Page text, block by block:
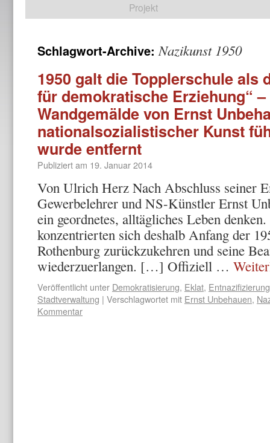
Projekt
Schlagwort-Archive:Nazikunst 1950
1950 galt die Topplerschule als
für demokratische Erziehung“
Wandgemälde von Ernst
nationalsozialistischer Kunst
wurde entfernt
Publiziert am 19. Januar 2014
Von Ulrich Herz Nach Abschluss seiner
Gewerbelehrer und NS-Künstler Ernst
ein geordnetes, alltägliches Leben
konzentrierten sich des­halb Anfang der
Rothenburg zurückzukehren und seine
wiederzuerlangen. […] Offiziell …
Veröffentlicht unter Demokratisierung, Eklat, Entnazifizierung
Stadtverwaltung | Verschlagwortet mit Ernst Unbehauen,
Kommentar